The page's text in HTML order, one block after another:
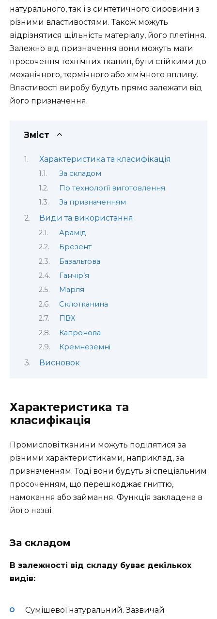
натурального, так і з синтетичного сировини з
різними властивостями. Також можуть
відрізнятися щільність матеріалу, його плетіння.
Залежно від призначення вони можуть мати
просочення технічних тканин, бути стійкими до
механічного, термічного або хімічного впливу.
Властивості виробу будуть прямо залежати від
його призначення.
Зміст
Характеристика та класифікація
За складом
По технології виготовлення
За призначенням
Види та використання
Арамід
Брезент
Базальтова
Ганчір’я
Марля
Склотканина
ПВХ
Капронова
Кремнеземні
Висновок
Характеристика та
класифікація
Промислові тканини можуть поділятися за
різними характеристиками, наприклад, за
призначенням. Тоді вони будуть зі спеціальним
просоченням, що перешкоджає гниттю,
намокання або займання. Функція закладена в
його назві.
За складом
В залежності від складу буває декількох
видів:
Сумішевої натуральний. Зазвичай